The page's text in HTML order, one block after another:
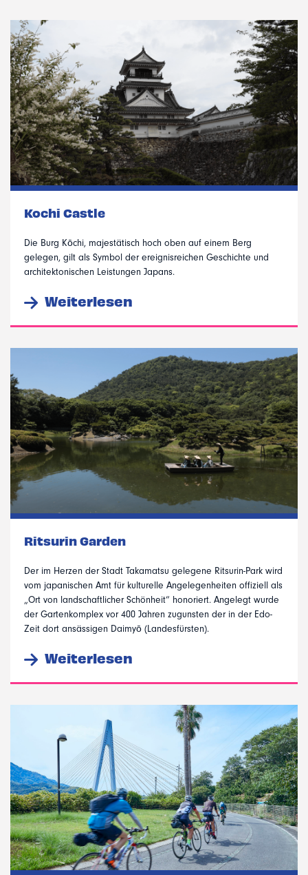
Kochi Castle
Die Burg Kōchi, majestätisch hoch oben auf einem Berg
gelegen, gilt als Symbol der ereignisreichen Geschichte und
architektonischen Leistungen Japans.
Weiterlesen
Ritsurin Garden
Der im Herzen der Stadt Takamatsu gelegene Ritsurin-Park wird
vom japanischen Amt für kulturelle Angelegenheiten offiziell als
„Ort von landschaftlicher Schönheit“ honoriert. Angelegt wurde
der Gartenkomplex vor 400 Jahren zugunsten der in der Edo-
Zeit dort ansässigen Daimyō (Landesfürsten).
Weiterlesen